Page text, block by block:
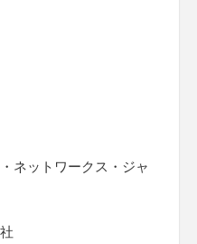
ネットワークス・ジャ